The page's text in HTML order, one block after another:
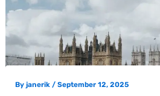
By janerik / September 12, 2025